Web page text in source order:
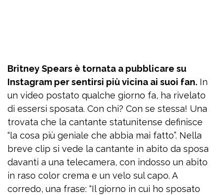
Britney Spears è tornata a pubblicare su
Instagram per sentirsi più vicina ai suoi fan. In
un video postato qualche giorno fa, ha rivelato
di essersi sposata. Con chi? Con se stessa! Una
trovata che la cantante statunitense definisce
“la cosa più geniale che abbia mai fatto”. Nella
breve clip si vede la cantante in abito da sposa
davanti a una telecamera, con indosso un abito
in raso color crema e un velo sul capo. A
corredo, una frase: “Il giorno in cui ho sposato